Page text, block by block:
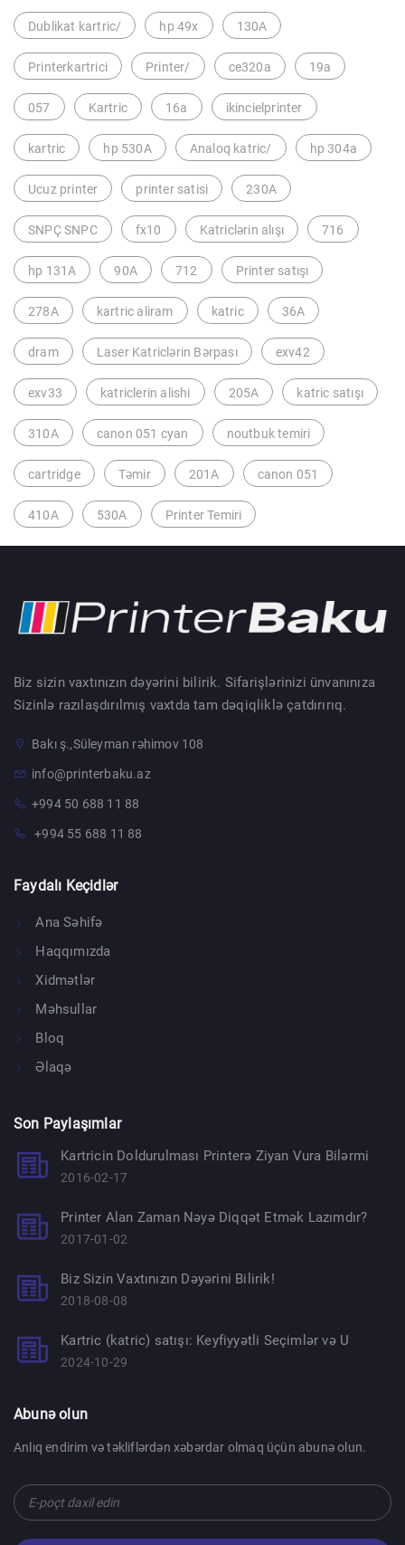
Dublikat kartric/ hp 49x 130A
Printerkartrici Printer/ ce320a 19a
057 Kartric 16a ikincielprinter
kartric hp 530A Analoq katric/ hp 304a
Ucuz printer printer satisi 230A
SNPÇ SNPC fx10 Katriclərin alışı 716
hp 131A 90A 712 Printer satışı
278A kartric aliram katric 36A
dram Laser Katriclərin Bərpası exv42
exv33 katriclerin alishi 205A katric satışı
310A canon 051 cyan noutbuk temiri
cartridge Təmir 201A canon 051
410A 530A Printer Temiri
Biz sizin vaxtınızın dəyərini bilirik. Sifarişlərinizi ünvanınıza
Sizinlə razılaşdırılmış vaxtda tam dəqiqliklə çatdırırıq.
Bakı ş.,Süleyman rəhimov 108
info@printerbaku.az
+994 50 688 11 88
+994 55 688 11 88
Faydalı Keçidlər
Ana Səhifə
Haqqımızda
Xidmətlər
Məhsullar
Bloq
Əlaqə
Son Paylaşımlar
Kartricin Doldurulması Printerə Ziyan Vura Bilərmi
2016-02-17
Printer Alan Zaman Nəyə Diqqət Etmək Lazımdır?
2017-01-02
Biz Sizin Vaxtınızın Dəyərini Bilirik!
2018-08-08
Kartric (katric) satışı: Keyfiyyətli Seçimlər və U
2024-10-29
Abunə olun
Anlıq endirim və təkliflərdən xəbərdar olmaq üçün abunə olun.